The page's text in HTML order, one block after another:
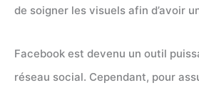
de soigner les visuels afin d’avoir
Facebook est devenu un outil
réseau social. Cependant, pour